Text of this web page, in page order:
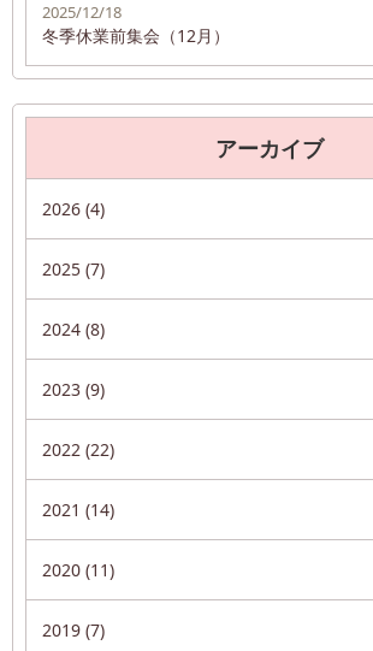
2025/12/18
冬季休業前集会（12月）
アーカイブ
2026 (4)
2025 (7)
2024 (8)
2023 (9)
2022 (22)
2021 (14)
2020 (11)
2019 (7)